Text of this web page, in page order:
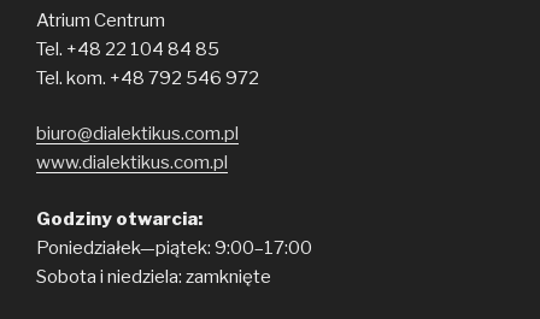
Atrium Centrum
Tel. +48 22 104 84 85
Tel. kom. +48 792 546 972
biuro@dialektikus.com.pl
www.dialektikus.com.pl
Godziny otwarcia:
Poniedziałek—piątek: 9:00–17:00
Sobota i niedziela: zamknięte